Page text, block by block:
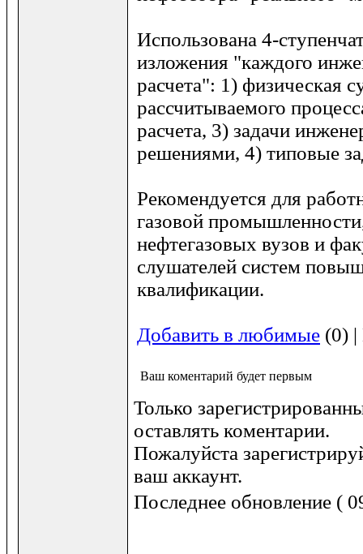
Использована 4-
изложения "каждого
расчета": 1) физическая
рассчитываемого
расчета, 3) задачи
решениями, 4) типовые
Рекомендуется для
газовой
нефтегазовых вузов и
слушателей систем
квалификации.
Добавить в любимые (0)
Ваш коментарий будет первым
Только
оставлять коментарии.
Пожалуйста
ваш аккаунт.
Последнее обновление (